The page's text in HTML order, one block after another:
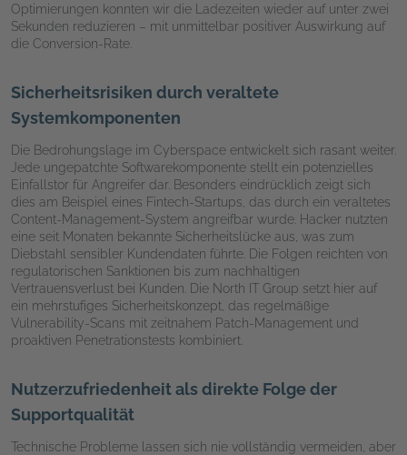
Optimierungen konnten wir die Ladezeiten wieder auf unter zwei
Sekunden reduzieren – mit unmittelbar positiver Auswirkung auf
die Conversion-Rate.
Sicherheitsrisiken durch veraltete
Systemkomponenten
Die Bedrohungslage im Cyberspace entwickelt sich rasant weiter.
Jede ungepatchte Softwarekomponente stellt ein potenzielles
Einfallstor für Angreifer dar. Besonders eindrücklich zeigt sich
dies am Beispiel eines Fintech-Startups, das durch ein veraltetes
Content-Management-System angreifbar wurde. Hacker nutzten
eine seit Monaten bekannte Sicherheitslücke aus, was zum
Diebstahl sensibler Kundendaten führte. Die Folgen reichten von
regulatorischen Sanktionen bis zum nachhaltigen
Vertrauensverlust bei Kunden. Die North IT Group setzt hier auf
ein mehrstufiges Sicherheitskonzept, das regelmäßige
Vulnerability-Scans mit zeitnahem Patch-Management und
proaktiven Penetrationstests kombiniert.
Nutzerzufriedenheit als direkte Folge der
Supportqualität
Technische Probleme lassen sich nie vollständig vermeiden, aber